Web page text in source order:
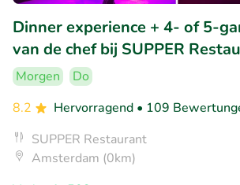
Dinner experience + 4- of 5-
van de chef bij SUPPER
Morgen
Do
8.2
Hervorragend • 109
SUPPER Restaurant
Amsterdam (0km)